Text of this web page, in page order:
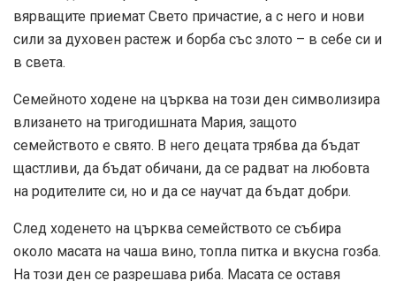
вярващите приемат Свето причастие, а с него и нови
сили за духовен растеж и борба със злото – в себе си и
в света.
Семейното ходене на църква на този ден символизира
влизането на тригодишната Мария, защото
семейството е свято. В него децата трябва да бъдат
щастливи, да бъдат обичани, да се радват на любовта
на родителите си, но и да се научат да бъдат добри.
След ходенето на църква семейството се събира
около масата на чаша вино, топла питка и вкусна гозба.
На този ден се разрешава риба. Масата се оставя